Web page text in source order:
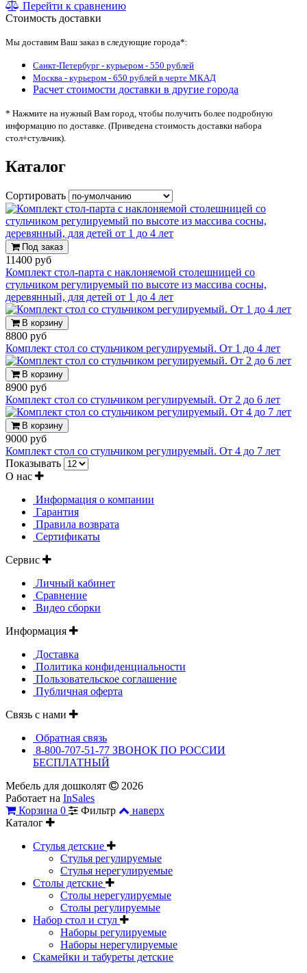
Перейти к сравнению
Стоимость доставки
Мы доставим Ваш заказ в следующие города*:
Санкт-Петербург - курьером - 550 рублей
Москва - курьером - 650 рублей в черте МКАД
Расчет стоимости доставки в другие города
* Нажмите на нужный Вам город, чтобы получить более подробную
информацию по доставке. (Приведена стоимость доставки набора
стол+стульчик).
Каталог
Сортировать
Под заказ
11400 руб
Комплект стол-парта с наклоняемой столешницей со
стульчиком регулируемый по высоте из массива сосны,
деревянный, для детей от 1 до 4 лет
В корзину
8800 руб
Комплект стол со стульчиком регулируемый. От 1 до 4 лет
В корзину
8900 руб
Комплект стол со стульчиком регулируемый. От 2 до 6 лет
В корзину
9000 руб
Комплект стол со стульчиком регулируемый. От 4 до 7 лет
Показывать
О нас
Информация о компании
Гарантия
Правила возврата
Сертификаты
Сервис
Личный кабинет
Сравнение
Видео сборки
Информация
Доставка
Политика конфиденциальности
Пользовательское соглашение
Публичная оферта
Связь с нами
Обратная связь
8-800-707-51-77 ЗВОНОК ПО РОССИИ
БЕСПЛАТНЫЙ
Мебель для дошколят
2026
Работает на InSales
Корзина 0 Фильтр
наверх
Каталог
Стулья детские
Стулья регулируемые
Стулья нерегулируемые
Столы детские
Столы нерегулируемые
Столы регулируемые
Набор стол и стул
Наборы регулируемые
Наборы нерегулируемые
Скамейки и табуреты детские